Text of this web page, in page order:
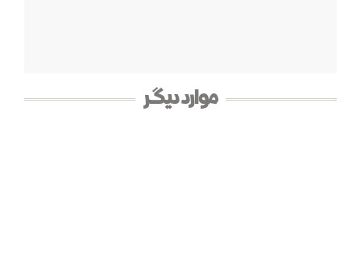
موارد دیگر